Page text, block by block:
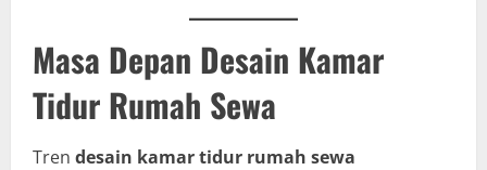
Masa Depan Desain Kamar
Tidur Rumah Sewa
Tren desain kamar tidur rumah sewa